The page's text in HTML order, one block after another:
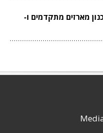
מארזים מתקדמים ו-